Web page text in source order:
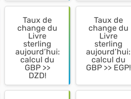
Taux de
change du
Livre
sterling
aujourd’hui:
calcul du
GBP >>
DZD!
Taux de
change du
Livre
sterling
aujourd’hui:
calcul du
GBP >> EGP!